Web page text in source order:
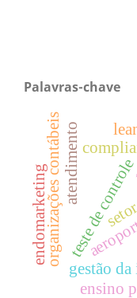
Palavras-chave
teste de controle
gestão
atendimento
organizações contábeis
endomarketing
ensino